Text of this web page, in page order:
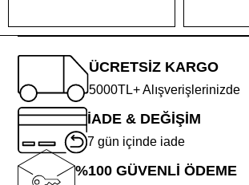
ÜCRETSİZ KARGO
5000TL+ Alışverişlerinizde
İADE & DEĞİŞİM
7 gün içinde iade
%100 GÜVENLİ ÖDEME